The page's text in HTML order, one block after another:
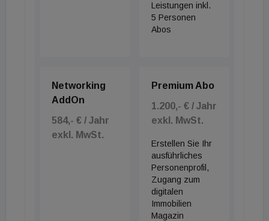
Supernova Eisenstadt. Weitere Projekte in Wien-
Laxenburger Straße, Salzburg, St. Pölten und
Ein Teil der Standorte wurde inzwischen an die
Lutz-Gruppe weiterverkauft. Andere Objekte
werden zu Einkaufszentren oder gemischt
genutzten Gewerbeimmobilien umgebaut. An
einzelnen Standorten, etwa in Salzburg, werden
auch Wohnbauprojekte geprüft.
Das waren die Meldungen dieses Morgens.
Leistungen inkl.
5 Personen
Abos
Networking
AddOn
584,- € / Jahr
exkl. MwSt.
Premium Abo
1.200,- € / Jahr
exkl. MwSt.
Erstellen Sie Ihr
ausführliches
Personenprofil,
Zugang zum
digitalen
Immobilien
Magazin